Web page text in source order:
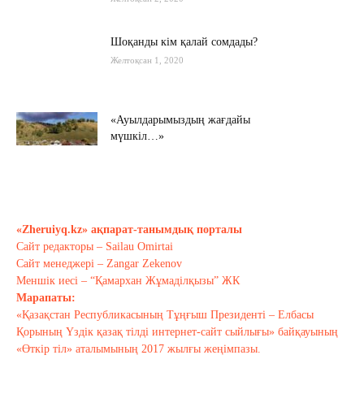
Шоқанды кім қалай сомдады?
Желтоқсан 1, 2020
«Ауылдарымыздың жағдайы
мүшкіл…»
Тағы оқу
«Zheruiyq.kz» ақпарат-танымдық порталы
Сайт редакторы – Sailau Omirtai
Сайт менеджері – Zangar Zekenov
Меншік иесі – “Қамархан Жұмаділқызы” ЖК
Марапаты:
«Қазақстан Республикасының Тұңғыш Президенті – Елбасы
Қорының Үздік қазақ тілді интернет-сайт сыйлығы» байқауының
«Өткір тіл» аталымының 2017 жылғы жеңімпазы.